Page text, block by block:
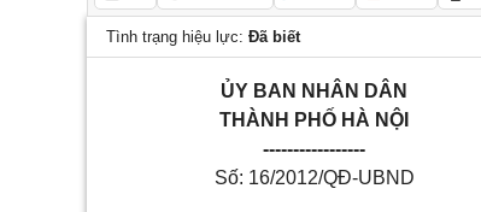
Tình trạng hiệu lực: Đã biết
ỦY BAN NHÂN DÂN
THÀNH PHỐ HÀ NỘI
-----------------
Số: 16/2012/QĐ-UBND